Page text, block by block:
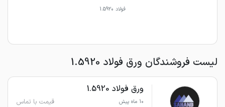
فولاد 1.5920
لیست فروشندگان ورق فولاد 1.5920
ورق فولاد 1.5920
10 ماه پیش قیمت با تماس